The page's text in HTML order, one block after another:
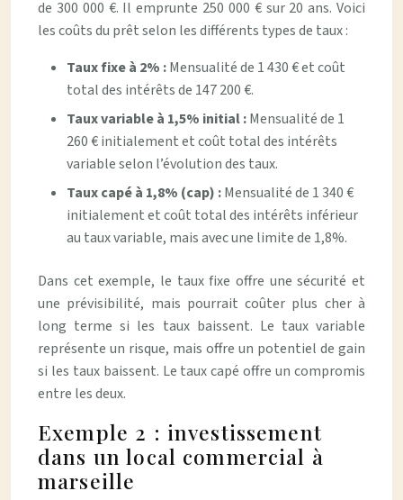
de 300 000 €. Il emprunte 250 000 € sur 20 ans. Voici
les coûts du prêt selon les différents types de taux :
Taux fixe à 2% :Mensualité de 1 430 € et coût
total des intérêts de 147 200 €.
Taux variable à 1,5% initial :Mensualité de 1
260 € initialement et coût total des intérêts
variable selon l’évolution des taux.
Taux capé à 1,8% (cap) :Mensualité de 1 340 €
initialement et coût total des intérêts inférieur
au taux variable, mais avec une limite de 1,8%.
Dans cet exemple, le taux fixe offre une sécurité et
une prévisibilité, mais pourrait coûter plus cher à
long terme si les taux baissent. Le taux variable
représente un risque, mais offre un potentiel de gain
si les taux baissent. Le taux capé offre un compromis
entre les deux.
Exemple 2 : investissement
dans un local commercial à
marseille